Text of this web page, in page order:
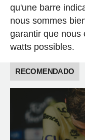
qu'une barre
nous sommes
garantir que nous
watts possibles.
RECOMENDADO